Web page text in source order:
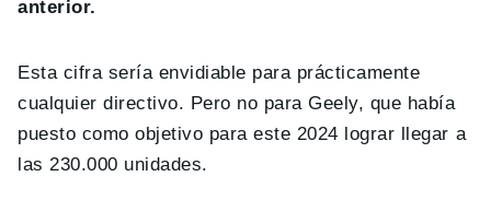
anterior.
Esta cifra sería envidiable para prácticamente
cualquier directivo. Pero no para Geely, que había
puesto como objetivo para este 2024 lograr llegar a
las 230.000 unidades.